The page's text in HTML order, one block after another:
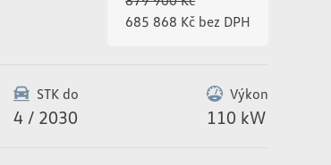
685 868 Kč bez DPH
STK do
4 / 2030
Výkon
110 kW